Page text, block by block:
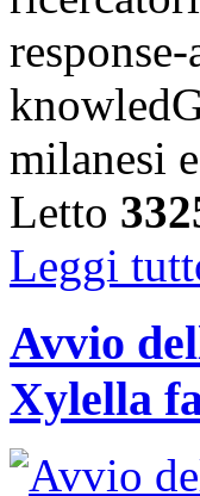
milanesi
Letto
Leggi
Avvio
Xylella